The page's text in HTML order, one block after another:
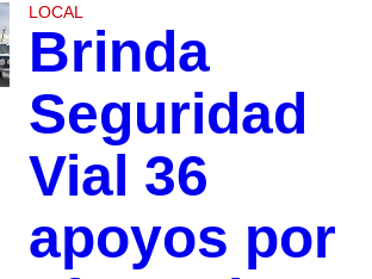
LOCAL
Brinda
Seguridad
Vial 36
apoyos por